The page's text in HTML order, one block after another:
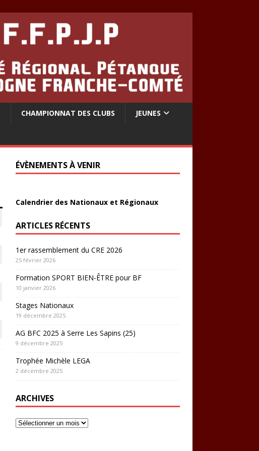
CHAMPIONNAT DES CLUBS JEUNES
ÉVÈNEMENTS À VENIR
Calendrier des Nationaux et Régionaux
ARTICLES RÉCENTS
1er rassemblement du CRE 2026
25 février 2026
Formation SPORT BIEN-ÊTRE pour BF
10 janvier 2026
Stages Nationaux
19 décembre 2025
AG BFC 2025 à Serre Les Sapins (25)
9 décembre 2025
Trophée Michèle LEGA
2 décembre 2025
ARCHIVES